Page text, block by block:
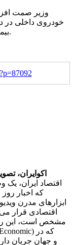
وزیر صمت
بیمه خارج از نوبت برای شهروندان تامین می‌شود.
اکوایران،
اقتصاد ایران،
که اخبار روز
ابزارهای مدرن
اقتصادی قرار